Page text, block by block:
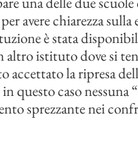
avere chiarezza sulla
è stata
altro istituto dove si
accettato la ripresa
questo caso nessuna
sprezzante nei